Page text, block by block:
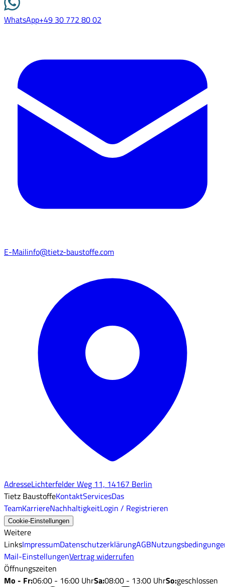
WhatsApp+49 30 772 80 02
E-Mailinfo@tietz-baustoffe.com
AdresseLichterfelder Weg 11, 14167 Berlin
Tietz BaustoffeKontaktServicesDas
TeamKarriereNachhaltigkeitLogin / Registrieren
Cookie-Einstellungen
Weitere
LinksImpressumDatenschutzerklärungAGB
Mail-EinstellungenVertrag widerrufen
Öffnungszeiten
Mo - Fr:06:00 - 16:00 UhrSa:08:00 - 13:00 UhrSo:geschlossen